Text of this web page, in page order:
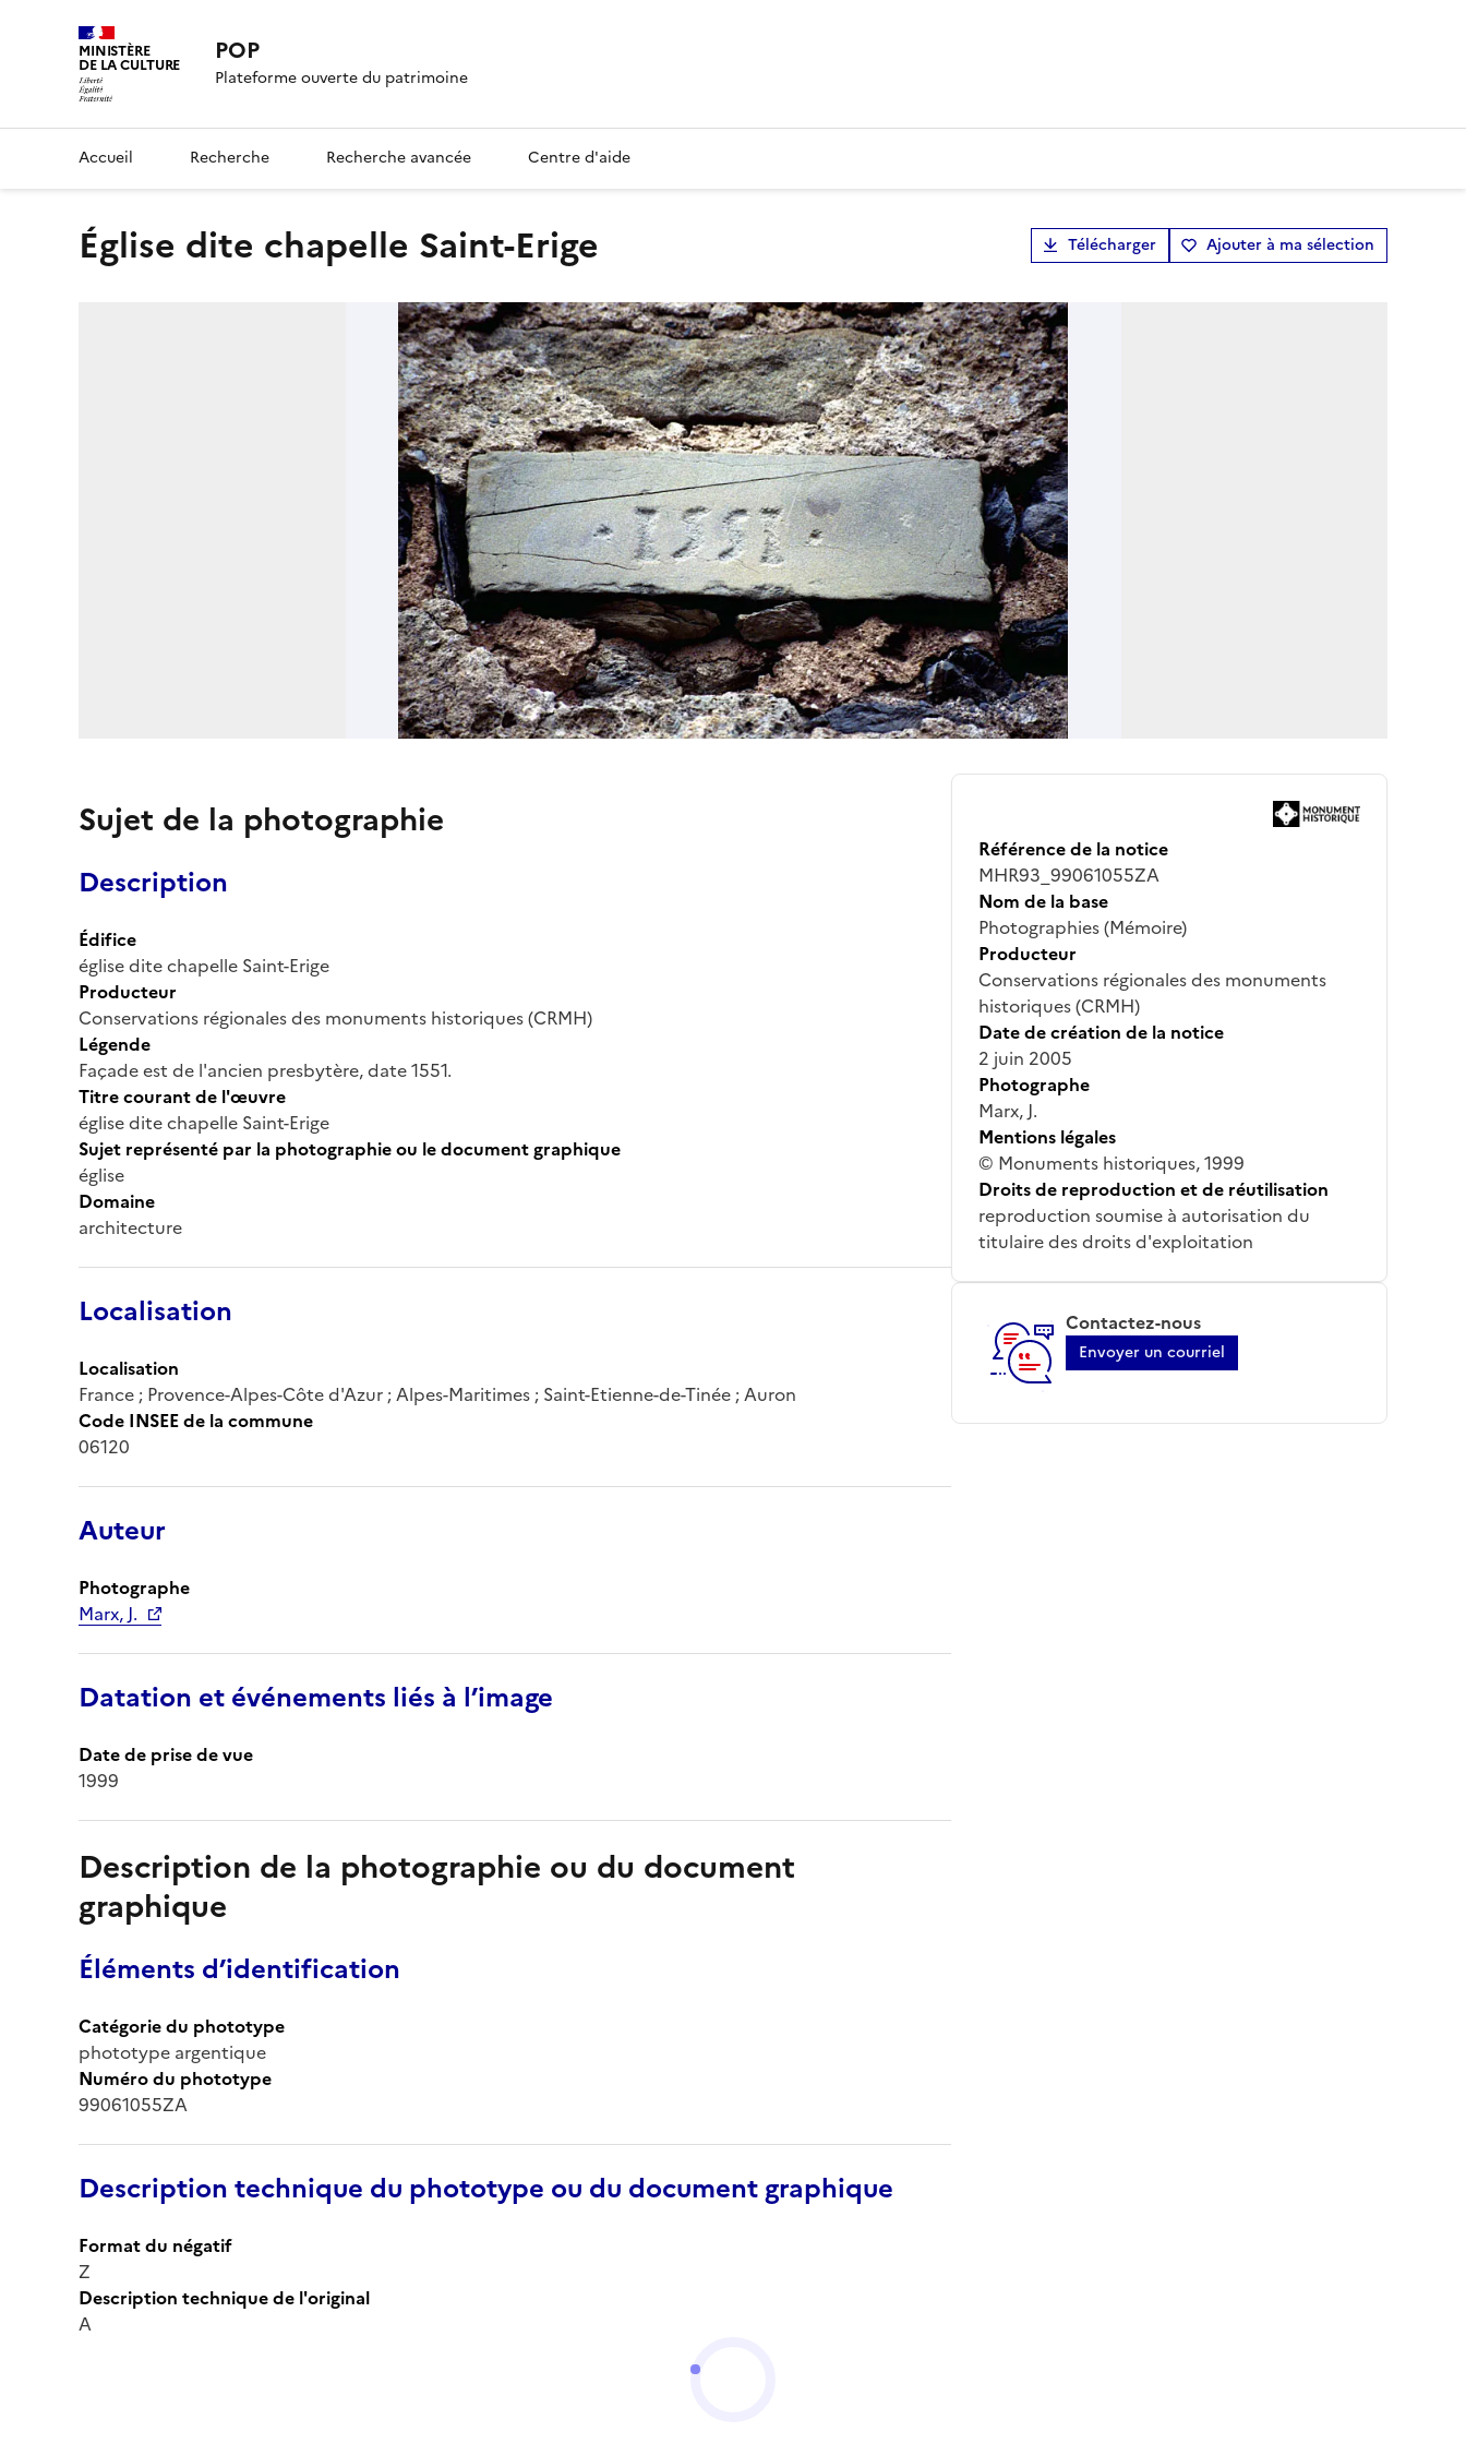
MINISTÈRE
DE LA CULTURE POP
Plateforme ouverte du patrimoine
Accueil Recherche Recherche avancée Centre d'aide
église dite chapelle Saint-Erige Télécharger Ajouter à ma sélection
Sujet de la photographie
Description
Édifice
église dite chapelle Saint-Erige
Producteur
Conservations régionales des monuments historiques (CRMH)
Légende
Façade est de l'ancien presbytère, date 1551.
Titre courant de l'œuvre
église dite chapelle Saint-Erige
Sujet représenté par la photographie ou le document graphique
église
Domaine
architecture
Localisation
Localisation
France ; Provence-Alpes-Côte d'Azur ; Alpes-Maritimes ; Saint-Etienne-de-Tinée ; Auron
Code INSEE de la commune
06120
Auteur
Photographe
Marx, J.
Datation et événements liés à l’image
Date de prise de vue
1999
Description de la photographie ou du document
graphique
Éléments d’identification
Catégorie du phototype
phototype argentique
Numéro du phototype
99061055ZA
Description technique du phototype ou du document graphique
Format du négatif
Z
Description technique de l'original
A
Référence de la notice
MHR93_99061055ZA
Nom de la base
Photographies (Mémoire)
Producteur
Conservations régionales des monuments
historiques (CRMH)
Date de création de la notice
2 juin 2005
Photographe
Marx, J.
Mentions légales
© Monuments historiques, 1999
Droits de reproduction et de réutilisation
reproduction soumise à autorisation du
titulaire des droits d'exploitation
Contactez-nous
Envoyer un courriel